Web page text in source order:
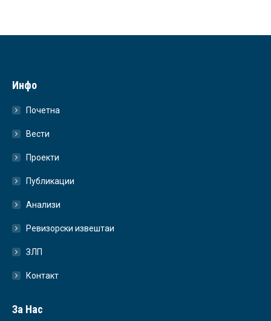
Инфо
Почетна
Вести
Проекти
Публикации
Анализи
Ревизорски извештаи
ЗЛП
Контакт
За Нас